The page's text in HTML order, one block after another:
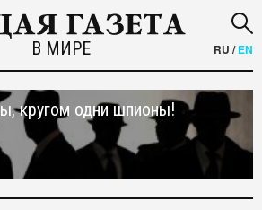
В МИРЕ RU /EN
кругом одни шпионы!